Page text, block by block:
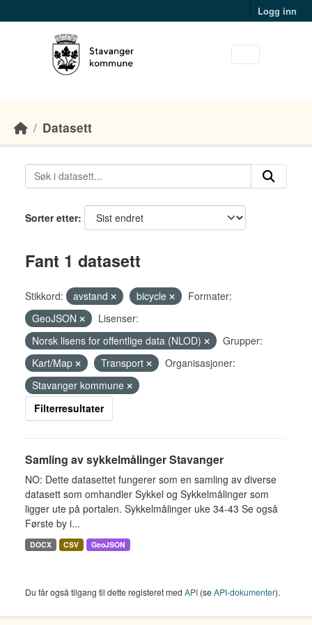
Logg inn
Datasett
Sorter etter
Fant 1 datasett
Stikkord: avstand bicycle
Formater:
GeoJSON
Lisenser:
Norsk lisens for offentlige data (NLOD)
Grupper:
Kart/Map
Transport
Organisasjoner:
Stavanger kommune
Filterresultater
Samling av sykkelmålinger Stavanger
NO: Dette datasettet fungerer som en samling av diverse
datasett som omhandler Sykkel og Sykkelmålinger som
ligger ute på portalen. Sykkelmålinger uke 34-43 Se også
Første by i...
DOCX CSV GeoJSON
Du får også tilgang til dette registeret med API (seAPI-dokumenter).